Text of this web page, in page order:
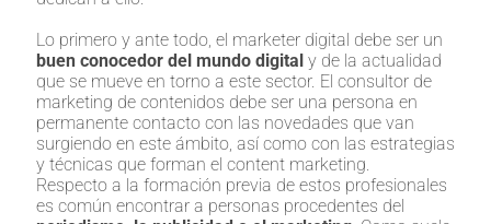
Lo primero y ante todo, el marketer digital debe ser un
buen conocedor del mundo digital y de la actualidad
que se mueve en torno a este sector. El consultor de
marketing de contenidos debe ser una persona en
permanente contacto con las novedades que van
surgiendo en este ámbito, así como con las estrategias
y técnicas que forman el content marketing.
Respecto a la formación previa de estos profesionales
es común encontrar a personas procedentes del